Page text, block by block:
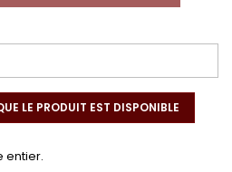
LE PRODUIT EST DISPONIBLE
entier.